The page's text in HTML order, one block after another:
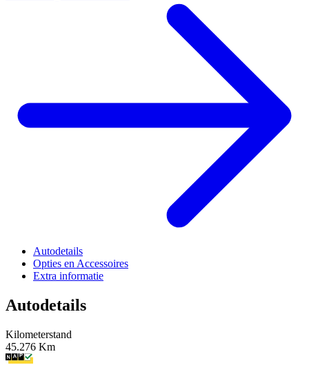
Autodetails
Opties en Accessoires
Extra informatie
Autodetails
Kilometerstand
45.276 Km